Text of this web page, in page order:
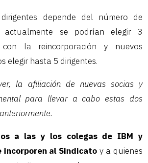
depende del número de
actualmente se podrían elegir 3
con la reincorporación y nuevos
elegir hasta 5 dirigentes.
la afiliación de nuevas socias y
para llevar a cabo estas dos
a las y los colegas de IBM y
incorporen al Sindicato y a quienes